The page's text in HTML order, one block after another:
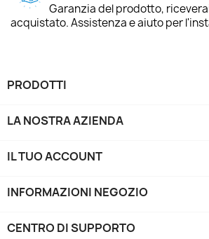
Garanzia del prodotto,
acquistato. Assistenza e aiuto per
PRODOTTI
LA NOSTRA AZIENDA
IL TUO ACCOUNT
INFORMAZIONI NEGOZIO
CENTRO DI SUPPORTO